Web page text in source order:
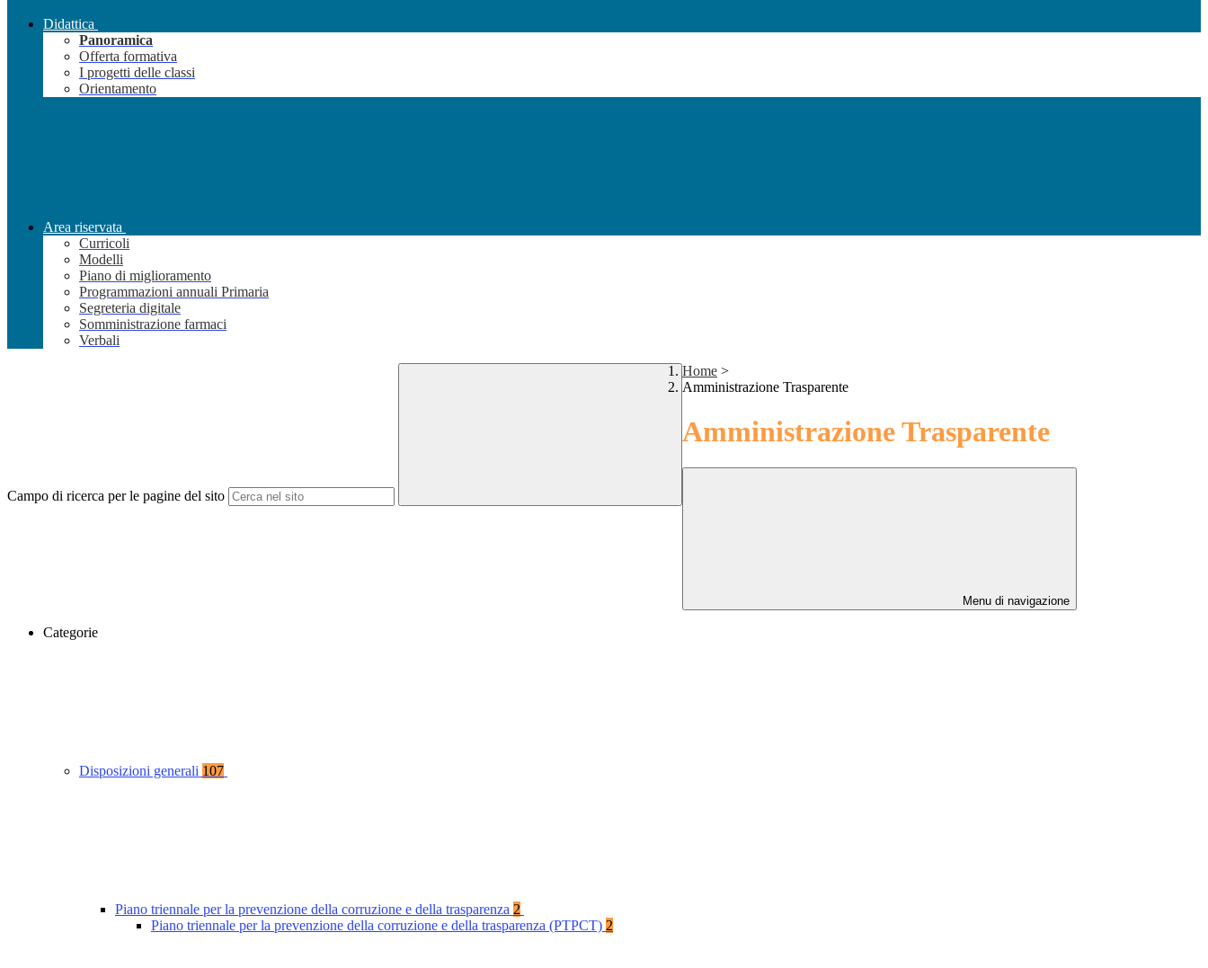
Didattica
Panoramica
Offerta formativa
I progetti delle classi
Orientamento
Area riservata
Curricoli
Modelli
Piano di miglioramento
Programmazioni annuali Primaria
Segreteria digitale
Somministrazione farmaci
Verbali
Campo di ricerca per le pagine del sito
Home >
Amministrazione Trasparente
Amministrazione Trasparente
Menu di navigazione
Categorie
Disposizioni generali 107
Piano triennale per la prevenzione della corruzione e della trasparenza 2
Piano triennale per la prevenzione della corruzione e della trasparenza (PTPCT) 2